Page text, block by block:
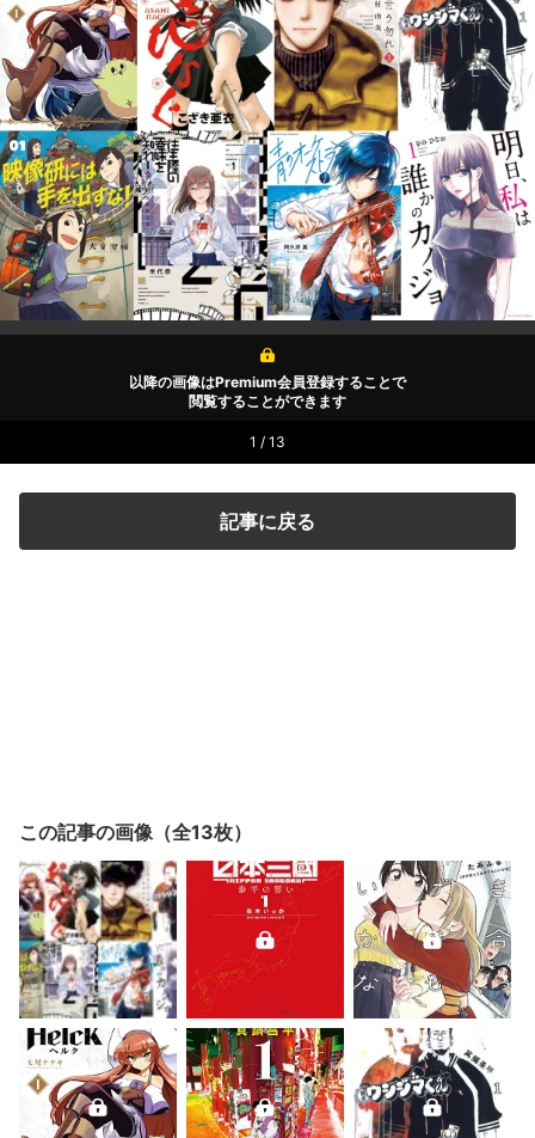
以降の画像はPremium会員登録することで
閲覧することができます
1 / 13
記事に戻る
この記事の画像（全13枚）